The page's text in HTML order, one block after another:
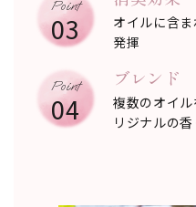
03
オイルに含
発揮
04
ブレンド
複数のオイ
リジナルの